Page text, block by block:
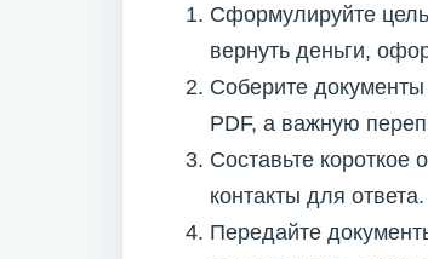
Сформулируйте
вернуть деньги,
Соберите
PDF, а важную
Составьте
контакты для ответа.
Передайте